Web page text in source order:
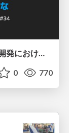
オブザーバビリティプラットフォーム開発におけるオブザーバビリティとの向き合い / Hatena Engineer Seminar #34 オブザーバビリティの実現と運用編
0 770